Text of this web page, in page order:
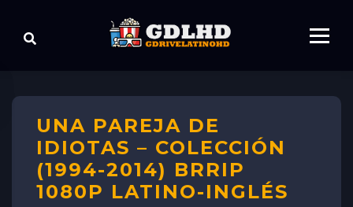
UNA PAREJA DE
IDIOTAS – COLECCIÓN
(1994-2014) BRRIP
1080P LATINO-INGLÉS